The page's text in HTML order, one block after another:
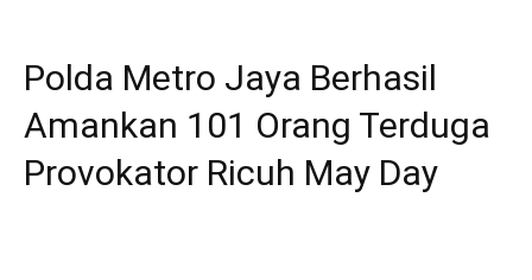
Polda Metro Jaya Berhasil
Amankan 101 Orang Terduga
Provokator Ricuh May Day